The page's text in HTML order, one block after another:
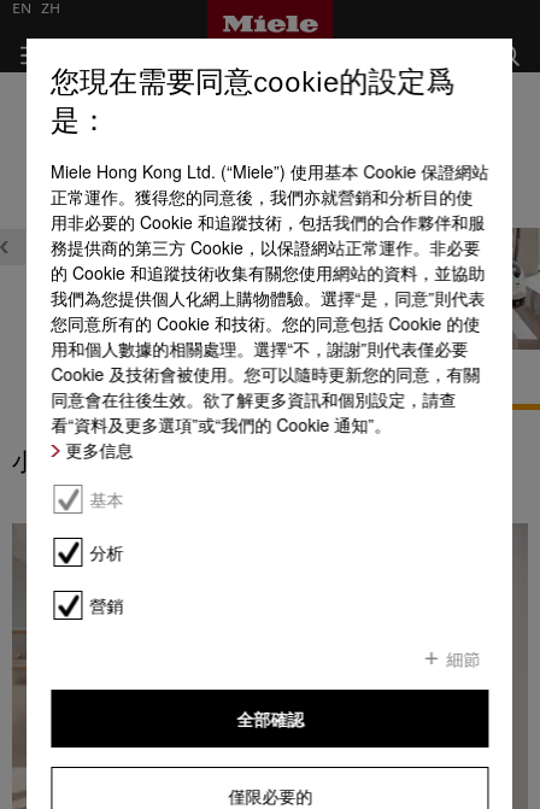
圓筒式吸塵機
AllTeQ 通用吸頭
FiberTeQ 通用吸頭
小巧設計
EN ZH
您現在需要同意cookie的設定爲
是：
Miele Hong Kong Ltd. (“Miele”) 使用基本 Cookie 保證網站
正常運作。獲得您的同意後，我們亦就營銷和分析目的使
用非必要的 Cookie 和追蹤技術，包括我們的合作夥伴和服
務提供商的第三方 Cookie，以保證網站正常運作。非必要
的 Cookie 和追蹤技術收集有關您使用網站的資料，並協助
我們為您提供個人化網上購物體驗。選擇“是，同意”則代表
您同意所有的 Cookie 和技術。您的同意包括 Cookie 的使
用和個人數據的相關處理。選擇“不，謝謝”則代表僅必要
Cookie 及技術會被使用。您可以隨時更新您的同意，有關
同意會在往後生效。欲了解更多資訊和個別設定，請查
看“資料及更多選項”或“我們的 Cookie 通知”。
更多信息
基本
分析
營銷
細節
僅限必要的
全部確認